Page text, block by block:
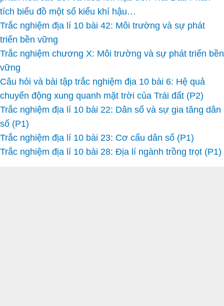
tích biểu đồ một số kiểu khí hậu…
Trắc nghiệm địa lí 10 bài 42: Môi trường và sự phát
triển bền vững
Trắc nghiệm chương X: Môi trường và sự phát triển bền
vững
Câu hỏi và bài tập trắc nghiệm địa 10 bài 6: Hệ quả
chuyển động xung quanh mặt trời của Trái đất (P2)
Trắc nghiệm địa lí 10 bài 22: Dân số và sự gia tăng dân
số (P1)
Trắc nghiệm địa lí 10 bài 23: Cơ cấu dân số (P1)
Trắc nghiệm địa lí 10 bài 28: Địa lí ngành trồng trọt (P1)